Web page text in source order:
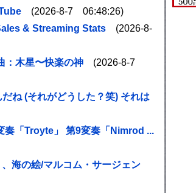
(2026-8-7 06:48:26)
& Streaming Stats (2026-8-
：木星〜快楽の神 (2026-8-7
ね (それがどうした？笑) それは
奏「Troyte」 第9変奏「Nimrod ...
海の絵/マルコム・サージェン